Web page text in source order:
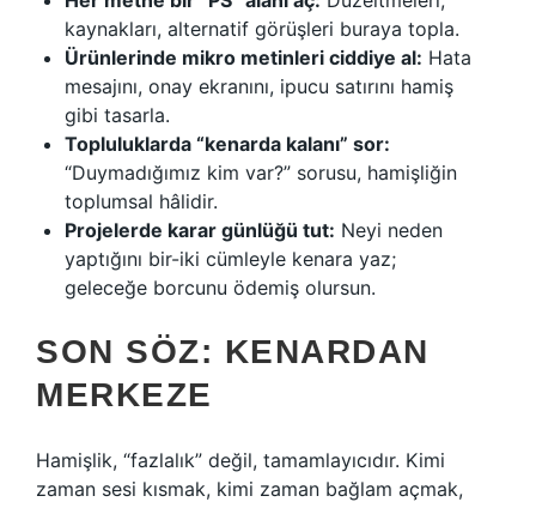
kaynakları, alternatif görüşleri buraya topla.
Ürünlerinde mikro metinleri ciddiye al: Hata
mesajını, onay ekranını, ipucu satırını hamiş
gibi tasarla.
Topluluklarda “kenarda kalanı” sor:
“Duymadığımız kim var?” sorusu, hamişliğin
toplumsal hâlidir.
Projelerde karar günlüğü tut: Neyi neden
yaptığını bir-iki cümleyle kenara yaz;
geleceğe borcunu ödemiş olursun.
SON SÖZ: KENARDAN
MERKEZE
Hamişlik, “fazlalık” değil, tamamlayıcıdır. Kimi
zaman sesi kısmak, kimi zaman bağlam açmak,